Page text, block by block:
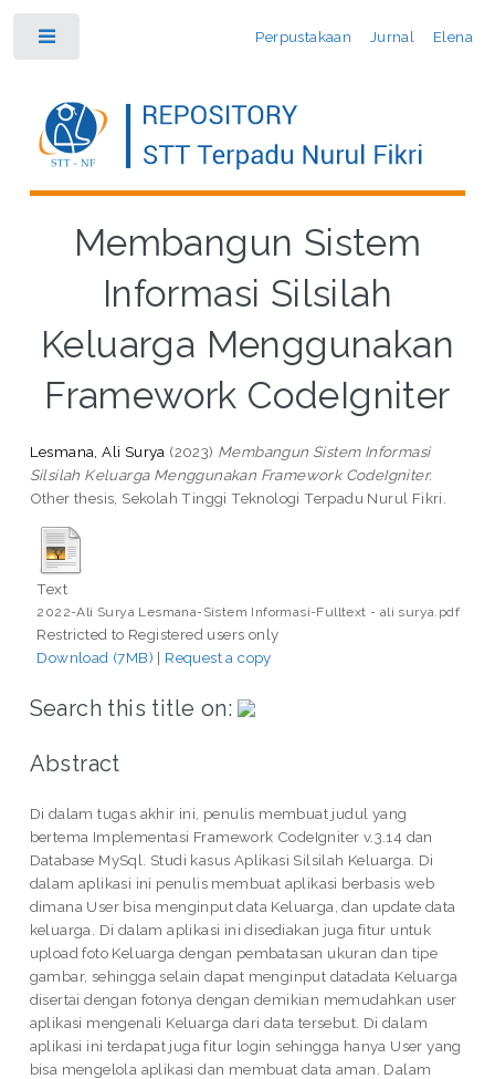
Perpustakaan Jurnal Elena
Membangun Sistem
Informasi Silsilah
Keluarga Menggunakan
Framework CodeIgniter
Lesmana, Ali Surya (2023) Membangun Sistem Informasi
Silsilah Keluarga Menggunakan Framework CodeIgniter.
Other thesis, Sekolah Tinggi Teknologi Terpadu Nurul Fikri.
Text
2022-Ali Surya Lesmana-Sistem Informasi-Fulltext - ali surya.pdf
Restricted to Registered users only
Download (7MB) | Request a copy
Search this title on:
Abstract
Di dalam tugas akhir ini, penulis membuat judul yang
bertema Implementasi Framework CodeIgniter v.3.14 dan
Database MySql. Studi kasus Aplikasi Silsilah Keluarga. Di
dalam aplikasi ini penulis membuat aplikasi berbasis web
dimana User bisa menginput data Keluarga, dan update data
keluarga. Di dalam aplikasi ini disediakan juga fitur untuk
upload foto Keluarga dengan pembatasan ukuran dan tipe
gambar, sehingga selain dapat menginput datadata Keluarga
disertai dengan fotonya dengan demikian memudahkan user
aplikasi mengenali Keluarga dari data tersebut. Di dalam
aplikasi ini terdapat juga fitur login sehingga hanya User yang
bisa mengelola aplikasi dan membuat data aman. Dalam